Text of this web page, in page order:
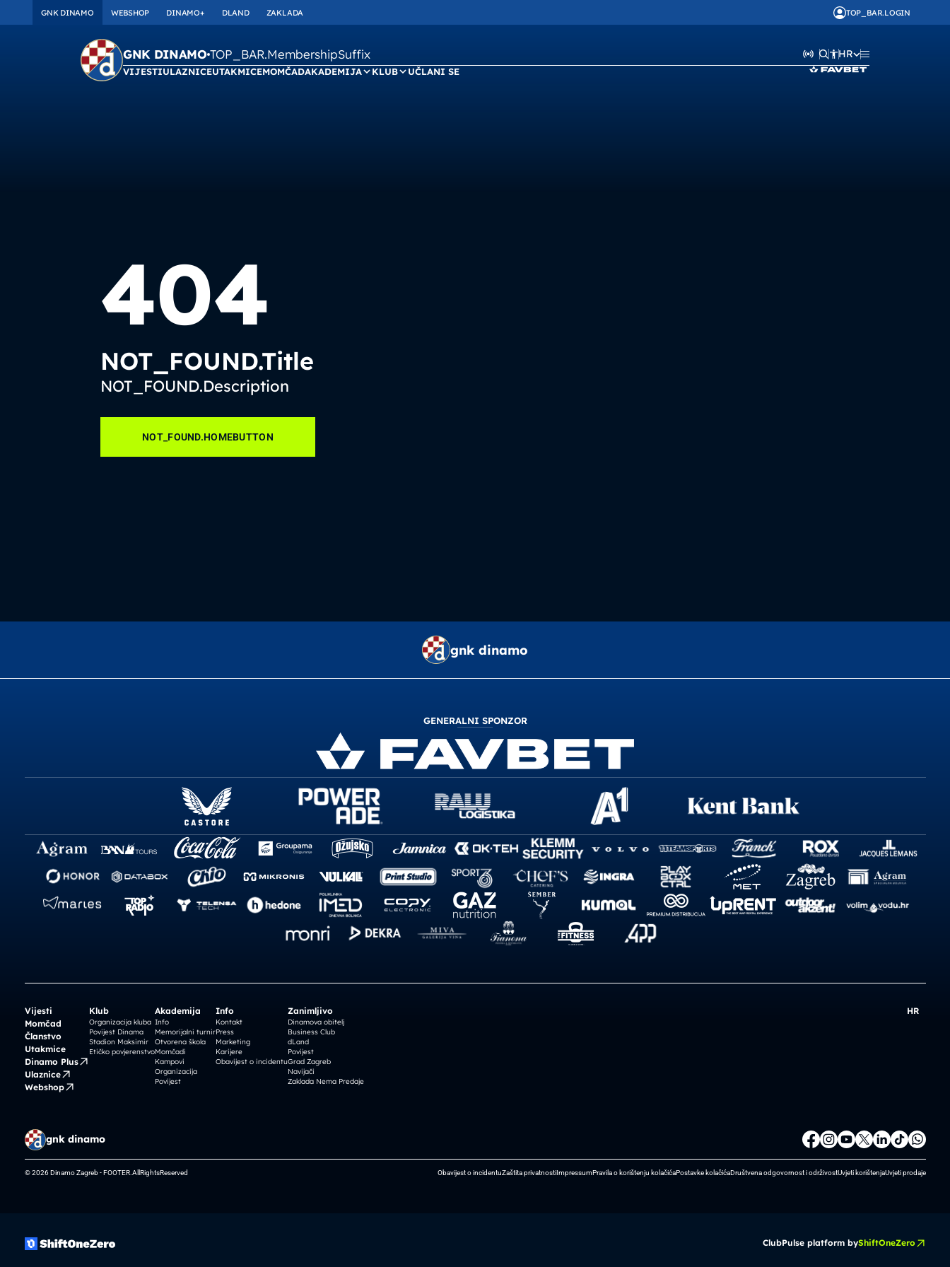
GNK DINAMO WEBSHOP DINAMO+ DLAND ZAKLADA TOP_BAR.LOGIN
GNK DINAMO TOP_BAR.MembershipSuffix HR
VIJESTIULAZNICEUTAKMICEMOMČADAKADEMIJA KLUB UČLANI SE
404
NOT_FOUND.Title
NOT_FOUND.Description
NOT_FOUND.HOMEBUTTON
gnk dinamo
GENERALNI SPONZOR
Vijesti
Momčad
Članstvo
Utakmice
Dinamo Plus
Ulaznice
Webshop
Klub
Organizacija kluba
Povijest Dinama
Stadion Maksimir
Etičko povjerenstvo
Akademija
Info
Memorijalni turnir
Otvorena škola
Momčadi
Kampovi
Organizacija
Povijest
Info
Kontakt
Press
Marketing
Karijere
Obavijest o incidentu
Zanimljivo
Dinamova obitelj
Business Club
dLand
Povijest
Grad Zagreb
Navijači
Zaklada Nema Predaje
HR
gnk dinamo
© 2026 Dinamo Zagreb - FOOTER.AllRightsReserved Obavijest o incidentuZaštita privatnostiImpressumPravila o korištenju kolačićaPostavke kolačićaDruštvena odgovornost i održivostUvjeti korištenjaUvjeti prodaje
ClubPulse platform byShiftOneZero